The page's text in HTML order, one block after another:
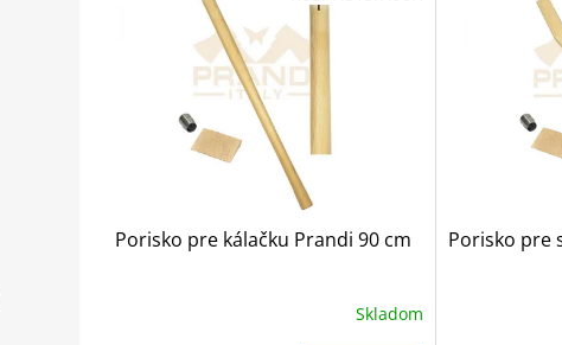
Porisko pre kálačku Prandi 90 cm
Skladom
Porisko pre